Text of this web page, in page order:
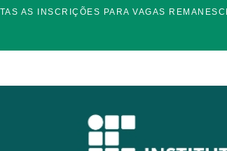
AS INSCRIÇÕES PARA VAGAS